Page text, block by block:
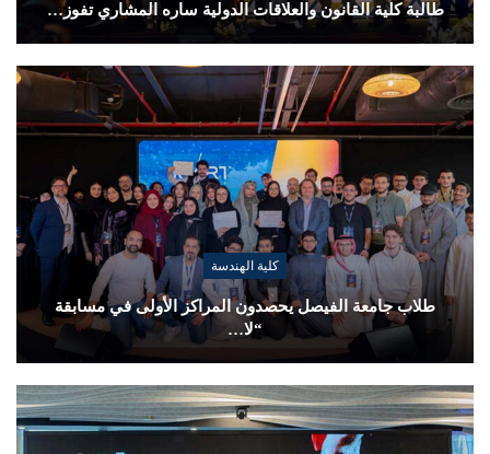
طالبة كلية القانون والعلاقات الدولية ساره المشاري تفوز…
كلية الهندسة
طلاب جامعة الفيصل يحصدون المراكز الأولى في مسابقة
“لا…